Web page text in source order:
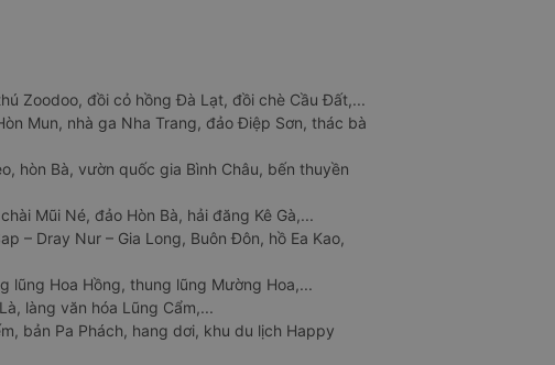
Zoodoo, đồi cỏ hồng Đà Lạt, đồi chè Cầu Đất,...
Mun, nhà ga Nha Trang, đảo Điệp Sơn, thác bà
hòn Bà, vườn quốc gia Bình Châu, bến thuyền
Mũi Né, đảo Hòn Bà, hải đăng Kê Gà,...
– Dray Nur – Gia Long, Buôn Đôn, hồ Ea Kao,
lũng Hoa Hồng, thung lũng Mường Hoa,...
làng văn hóa Lũng Cẩm,...
bản Pa Phách, hang dơi, khu du lịch Happy